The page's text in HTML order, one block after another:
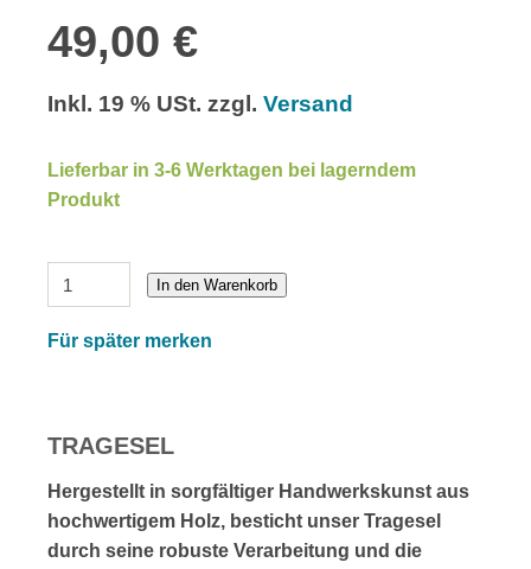
49,00 €
Inkl. 19 % USt. zzgl. Versand
Lieferbar in 3-6 Werktagen bei lagerndem
Produkt
In den Warenkorb
Für später merken
TRAGESEL
Hergestellt in sorgfältiger Handwerkskunst aus
hochwertigem Holz, besticht unser Tragesel
durch seine robuste Verarbeitung und die